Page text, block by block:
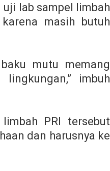
lab sampel limbah
masih butuh
mutu memang
imbuh
PRI tersebut
dan harusnya ke